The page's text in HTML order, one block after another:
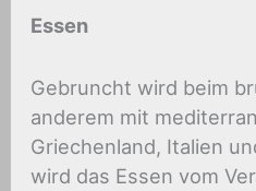
Essen
Gebruncht wird beim
anderem mit
Griechenland, Italien
wird das Essen vom